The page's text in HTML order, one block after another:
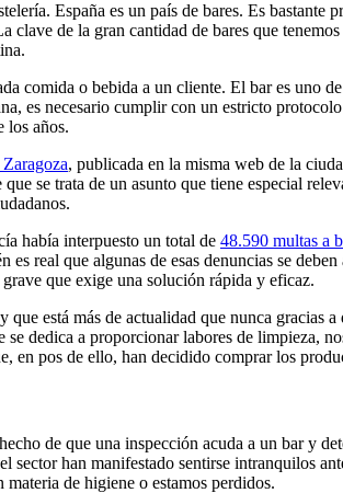
España es un país de bares. Es bastante
de la gran cantidad de bares que
comida o bebida a un cliente. El bar es uno
es necesario cumplir con un estricto
los años.
, publicada en la misma web de la
se trata de un asunto que tiene especial
había interpuesto un total de 48.590 multas a
real que algunas de esas denuncias se
que exige una solución rápida y eficaz.
está más de actualidad que nunca gracias a
se dedica a proporcionar labores de limpieza,
en pos de ello, han decidido comprar los
de que una inspección acuda a un bar y
han manifestado sentirse intranquilos
de higiene o estamos perdidos.